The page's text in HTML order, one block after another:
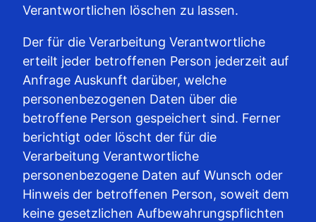
Verantwortlichen löschen zu lassen.
Der für die Verarbeitung Verantwortliche
erteilt jeder betroffenen Person jederzeit auf
Anfrage Auskunft darüber, welche
personenbezogenen Daten über die
betroffene Person gespeichert sind. Ferner
berichtigt oder löscht der für die
Verarbeitung Verantwortliche
personenbezogene Daten auf Wunsch oder
Hinweis der betroffenen Person, soweit dem
keine gesetzlichen Aufbewahrungspflichten